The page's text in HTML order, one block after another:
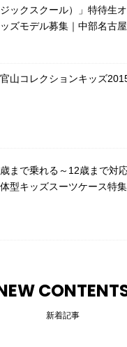
ックスクール）」特待生
ズモデル募集｜中部名古屋
山コレクションキッズ
歳まで乗れる～12歳まで対
型キッズスーツケース特集
新着記事